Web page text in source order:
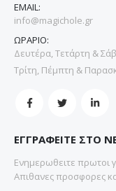
EMAIL:
info@magichole.gr
ΩΡΑΡΙΟ:
Δευτέρα, Τετάρτη &
Τρίτη, Πέμπτη &
ΕΓΓΡΑΦΕΙΤΕ ΣΤΟ
Ενημερωθειτε πρωτοι
Απιθανες προσφορες